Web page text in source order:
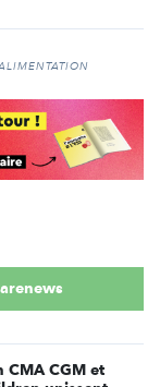
CMA CGM et